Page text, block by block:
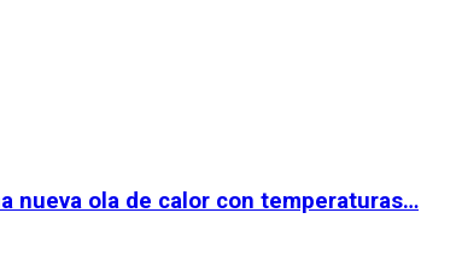
nueva ola de calor con temperaturas…